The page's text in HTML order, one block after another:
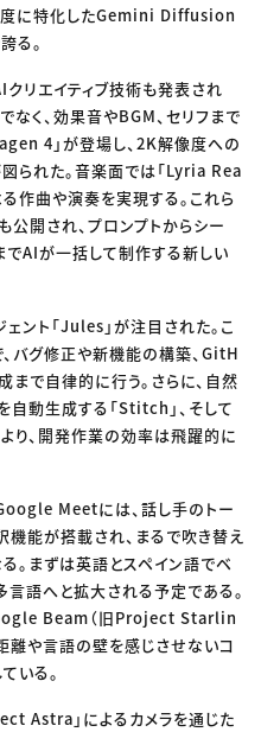
度に特化したGemini Diffusion
る。
リエイティブ技術も発表され
なく、効果音やBGM、セリフまで
4」が登場し、2K解像度への
られた。音楽面では「Lyria Rea
作曲や演奏を実現する。これら
開され、プロンプトからシー
でAIが一括して制作する新しい
ント「Jules」が注目された。こ
バグ修正や新機能の構築、GitH
で自律的に行う。さらに、自然
動生成する「Stitch」、そして
、開発作業の効率は飛躍的に
Meetには、話し手のトー
機能が搭載され、まるで吹き替え
。まずは英語とスペイン語でベ
語へと拡大される予定である。
Beam（旧Project Starlin
離や言語の壁を感じさせないコ
いる。
Astra」によるカメラを通じた